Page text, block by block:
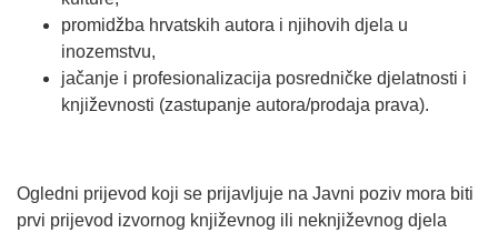
promidžba hrvatskih autora i njihovih djela u
inozemstvu,
jačanje i profesionalizacija posredničke djelatnosti i
književnosti (zastupanje autora/prodaja prava).
Ogledni prijevod koji se prijavljuje na Javni poziv mora biti
prvi prijevod izvornog književnog ili neknjiževnog djela